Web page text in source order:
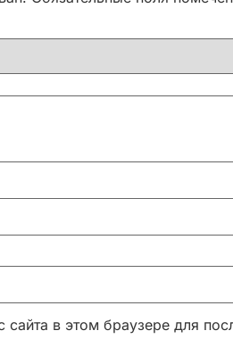
сайта в этом браузере для